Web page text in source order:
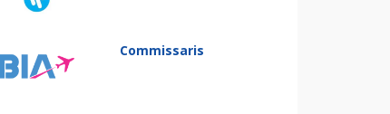
Commissaris